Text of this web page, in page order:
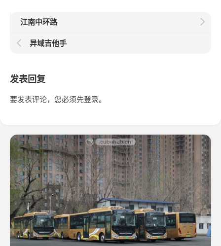
江南中环路
异域吉他手
发表回复
要发表评论，您必须先登录。